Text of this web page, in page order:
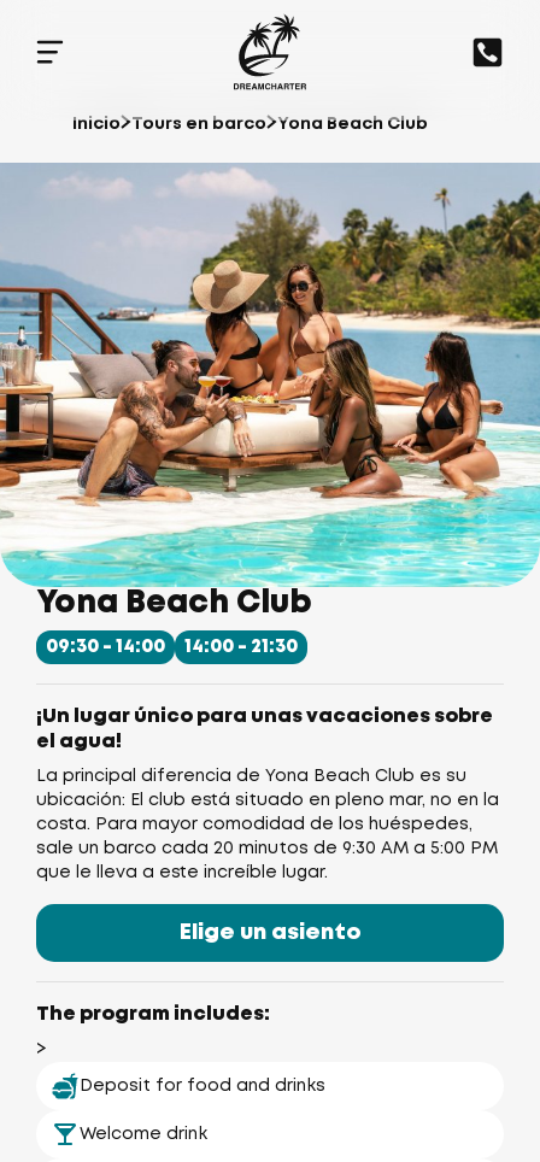
Inicio Tours en barco Yona Beach Club
Yona Beach Club
09:30 - 14:00 14:00 - 21:30
¡Un lugar único para unas vacaciones sobre
el agua!
La principal diferencia de Yona Beach Club es su
ubicación: El club está situado en pleno mar, no en la
costa. Para mayor comodidad de los huéspedes,
sale un barco cada 20 minutos de 9:30 AM a 5:00 PM
que le lleva a este increíble lugar.
Elige un asiento
The program includes:
>
Deposit for food and drinks
Welcome drink